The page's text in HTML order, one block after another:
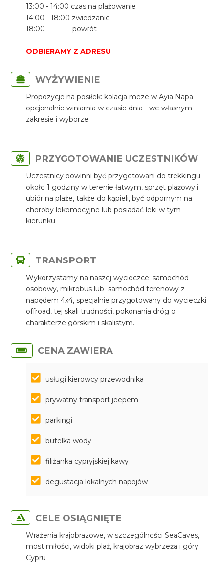
13:00 - 14:00 czas na plażowanie
14:00 - 18:00 zwiedzanie
18:00 powrót
ODBIERAMY Z ADRESU
WYŻYWIENIE
Propozycje na posiłek: kolacja meze w Ayia Napa
opcjonalnie winiarnia w czasie dnia - we własnym
zakresie i wyborze
PRZYGOTOWANIE UCZESTNIKÓW
Uczestnicy powinni być przygotowani do trekkingu
około 1 godziny w terenie łatwym, sprzęt plażowy i
ubiór na plaże, także do kąpieli, być odpornym na
choroby lokomocyjne lub posiadać leki w tym
kierunku
TRANSPORT
Wykorzystamy na naszej wycieczce: samochód
osobowy, mikrobus lub samochód terenowy z
napędem 4x4, specjalnie przygotowany do wycieczki
offroad, tej skali trudności, pokonania dróg o
charakterze górskim i skalistym.
CENA ZAWIERA
usługi kierowcy przewodnika
prywatny transport jeepem
parkingi
butelka wody
filiżanka cypryjskiej kawy
degustacja lokalnych napojów
CELE OSIĄGNIĘTE
Wrażenia krajobrazowe, w szczególności SeaCaves,
most miłości, widoki plaż, krajobraz wybrzeża i góry
Cypru